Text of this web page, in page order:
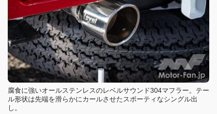
腐食に強いオールステンレスのレベルサウンド304マフラー。テー
ル形状は先端を滑らかにカールさせたスポーティなシングル出
し。